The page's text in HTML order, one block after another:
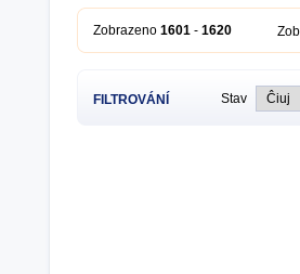
Zobrazeno 1601 - 1620
FILTROVÁNÍ Stav